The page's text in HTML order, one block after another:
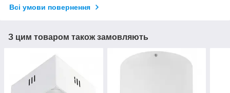
Всі умови повернення
З цим товаром також замовляють